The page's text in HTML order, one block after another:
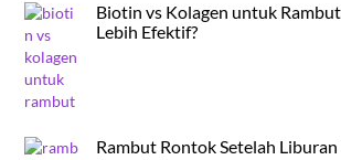
Biotin vs Kolagen untuk
Lebih Efektif?
Rambut Rontok Setelah Liburan